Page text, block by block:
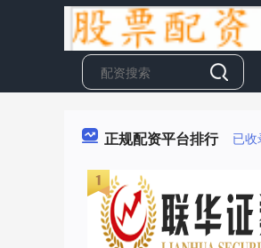
正规配资平台排行 已收